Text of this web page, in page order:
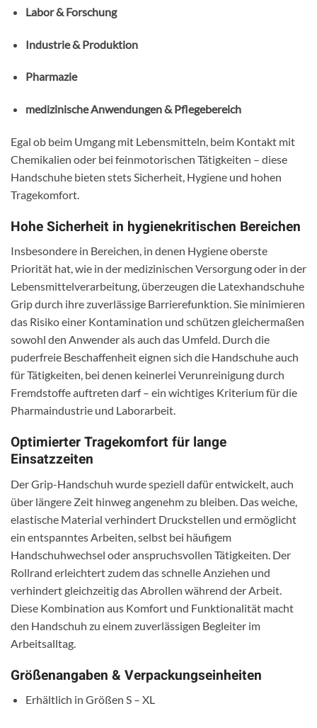
Labor & Forschung
Industrie & Produktion
Pharmazie
medizinische Anwendungen & Pflegebereich
Egal ob beim Umgang mit Lebensmitteln, beim Kontakt mit
Chemikalien oder bei feinmotorischen Tätigkeiten – diese
Handschuhe bieten stets Sicherheit, Hygiene und hohen
Tragekomfort.
Hohe Sicherheit in hygienekritischen Bereichen
Insbesondere in Bereichen, in denen Hygiene oberste
Priorität hat, wie in der medizinischen Versorgung oder in der
Lebensmittelverarbeitung, überzeugen die Latexhandschuhe
Grip durch ihre zuverlässige Barrierefunktion. Sie minimieren
das Risiko einer Kontamination und schützen gleichermaßen
sowohl den Anwender als auch das Umfeld. Durch die
puderfreie Beschaffenheit eignen sich die Handschuhe auch
für Tätigkeiten, bei denen keinerlei Verunreinigung durch
Fremdstoffe auftreten darf – ein wichtiges Kriterium für die
Pharmaindustrie und Laborarbeit.
Optimierter Tragekomfort für lange
Einsatzzeiten
Der Grip-Handschuh wurde speziell dafür entwickelt, auch
über längere Zeit hinweg angenehm zu bleiben. Das weiche,
elastische Material verhindert Druckstellen und ermöglicht
ein entspanntes Arbeiten, selbst bei häufigem
Handschuhwechsel oder anspruchsvollen Tätigkeiten. Der
Rollrand erleichtert zudem das schnelle Anziehen und
verhindert gleichzeitig das Abrollen während der Arbeit.
Diese Kombination aus Komfort und Funktionalität macht
den Handschuh zu einem zuverlässigen Begleiter im
Arbeitsalltag.
Größenangaben & Verpackungseinheiten
Erhältlich in Größen S – XL